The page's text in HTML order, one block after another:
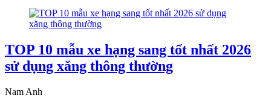
TOP 10 mẫu xe hạng sang tốt nhất 2026
sử dụng xăng thông thường
Nam Anh